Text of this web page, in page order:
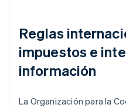
Reglas
impuestos e
información
La Organización para la